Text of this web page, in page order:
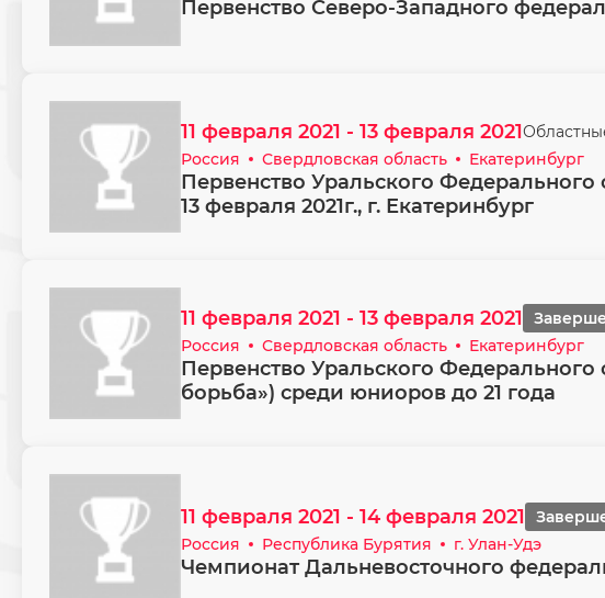
Первенство Северо-Западного
11 февраля 2021 - 13 февраля 2021
Россия
Свердловская область Екатеринбург
Первенство Уральского Федерального
13 февраля 2021г., г. Екатеринбург
11 февраля 2021 - 13 февраля 2021
Россия
Свердловская область Екатеринбург
Первенство Уральского
борьба») среди юниоров до 21 года
11 февраля 2021 - 14 февраля 2021
Россия
Республика Бурятия г. Улан-Удэ
Чемпионат Дальневосточного